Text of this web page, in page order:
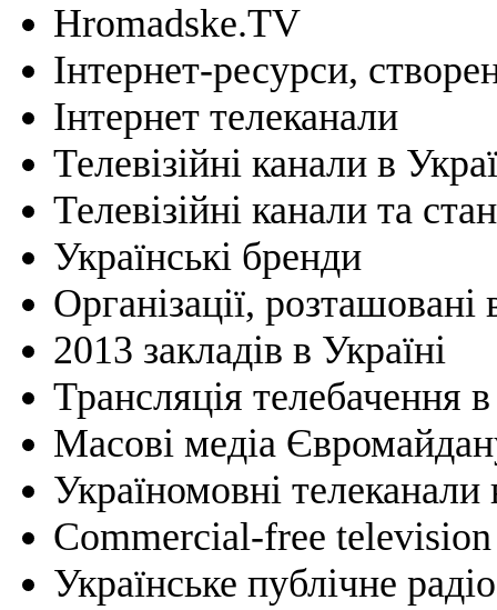
Hromadske.TV
Інтернет-ресурси,
Інтернет телеканали
Телевізійні канали в
Телевізійні канали та
Українські бренди
Організації, розташовані
2013 закладів в Україні
Трансляція телебачення в
Масові медіа
Україномовні телеканали
Commercial-free
Українське публічне радіо